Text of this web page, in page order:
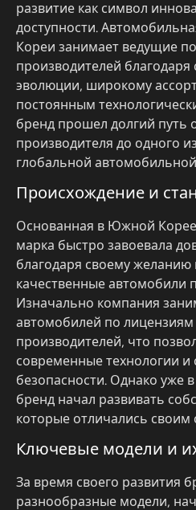
развитие как символ
доступности.
Кореи занимает ведущие
производителей благодаря
эволюции, широкому
постоянным
бренд прошел долгий путь
производителя до одного
глобальной
Происхождение и
Основанная в Южной Корее
марка быстро завоевала
благодаря своему желанию
качественные автомобили
Изначально компания
автомобилей по
производителей, что
современные технологии и
безопасности. Однако уже
бренд начал развивать
которые отличались
Ключевые модели и
За время своего развития
разнообразные модели,